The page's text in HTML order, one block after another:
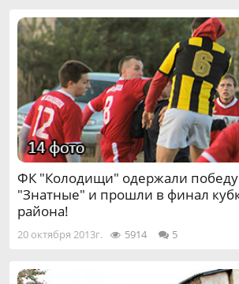
ФК "Колодищи" одержали
"Знатные" и прошли в финал
района!
20 октября 2013г. 5914 5